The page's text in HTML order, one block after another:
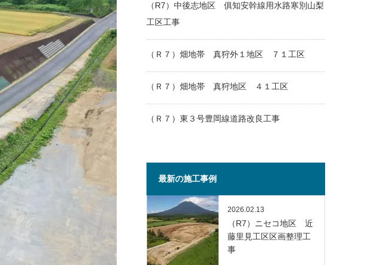
（R7）中後志地区 俱知安幹線用水路寒別山梨
工区工事
（Ｒ７）畑地帯 真狩外１地区 ７１工区
（Ｒ７）畑地帯 真狩地区 ４１工区
（Ｒ７）東３号豊岡線道路改良工事
最新の施工事例
2026.02.13
（R7）ニセコ地区 近
藤里見工区区画整理工
事